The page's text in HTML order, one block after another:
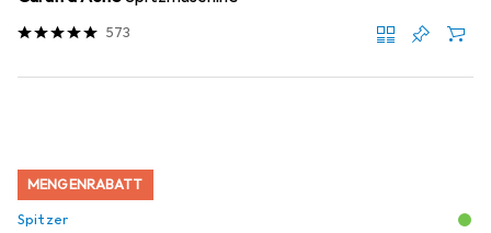
573
MENGENRABATT
Spitzer